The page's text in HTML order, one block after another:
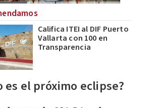
Califica ITEI al DIF Puerto
Vallarta con 100 en
Transparencia
es el próximo eclipse?